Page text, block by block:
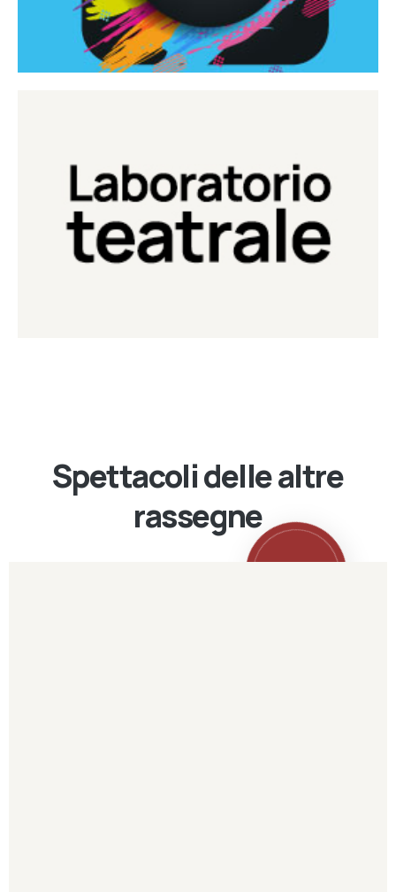
Laboratorio Teatrale
Laboratorio di teatro del Teatro Eduardo de Filippo
Continua
Spettacoli delle altre
rassegne